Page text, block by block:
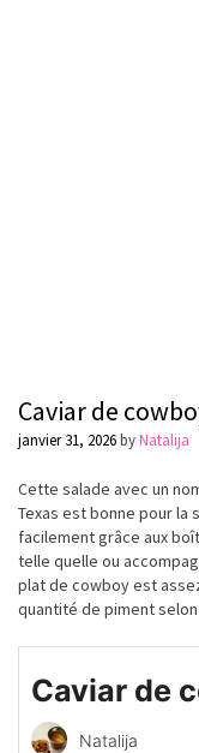
Caviar de
janvier 31, 2026byNatalija
Cette salade avec un
Texas est bonne pour la
facilementgrâce aux
telle quelle ou
plat de cowboyest
quantité de piment
Caviar de
Natalija